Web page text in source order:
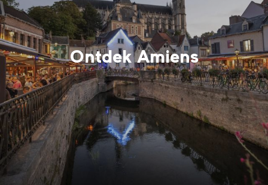
Ontdek Amiens